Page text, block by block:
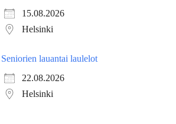
15.08.2026
Helsinki
Seniorien lauantai laulelot
22.08.2026
Helsinki